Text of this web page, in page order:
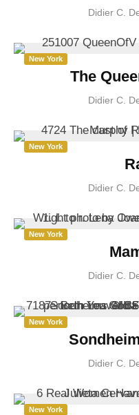
Didier C.
New York
The
Didier C.
New York
Didier C.
New York
Didier C.
New York
Didier C.
New York